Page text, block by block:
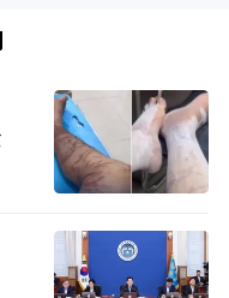
低于市场价格限
用于“僧伽医养计
展，在展会现场
寺带来了多个种
、帆布袋、“我佛